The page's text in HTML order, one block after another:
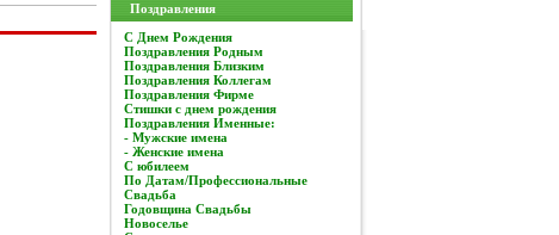
Поздравления
C Днем Рождения
Поздравления Родным
Поздравления Близким
Поздравления Коллегам
Поздравления Фирме
Стишки с днем рождения
Поздравления Именные:
- Мужские имена
- Женские имена
С юбилеем
По Датам/Профессиональные
Свадьба
Годовщина Свадьбы
Новоселье